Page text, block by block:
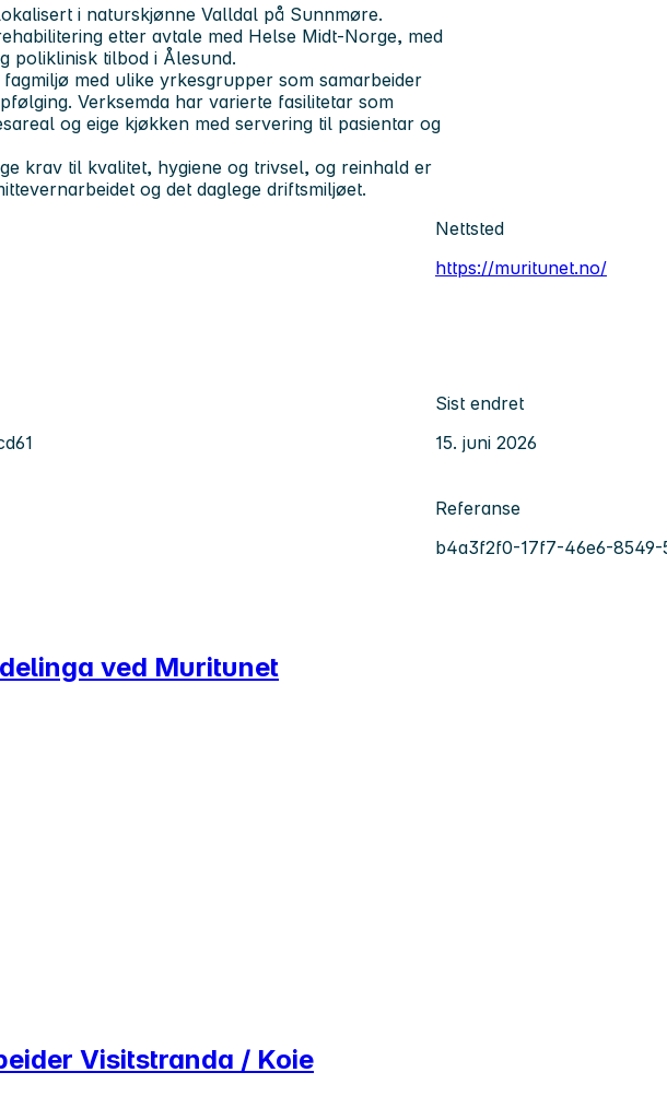
i naturskjønne Valldal på Sunnmøre.
etter avtale med Helse Midt-Norge, med
poliklinisk tilbod i Ålesund.
med ulike yrkesgrupper som samarbeider
Verksemda har varierte fasilitetar som
og eige kjøkken med servering til pasientar og
krav til kvalitet, hygiene og trivsel, og reinhald er
og det daglege driftsmiljøet.
Nettsted
https://muritunet.no/
Sist endret
15. juni 2026
Referanse
b4a3f2f0-17f7-46e6-8549-
ved Muritunet
Visitstranda / Koie